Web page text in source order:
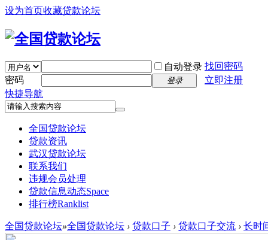
设为首页收藏贷款论坛
自动登录 找回密码
密码
登录
立即注册
快捷导航
全国贷款论坛
贷款资讯
武汉贷款论坛
联系我们
违规会员处理
贷款信息动态Space
排行榜Ranklist
全国贷款论坛»全国贷款论坛 › 贷款口子 › 贷款口子交流 › 长时